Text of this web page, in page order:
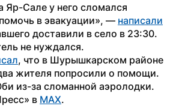
Яр-Сале у него сломался
в эвакуации», — написали
доставили в село в 23:30.
не нуждался.
, что в Шурышкарском районе
жителя попросили о помощи.
из-за сломанной аэролодки.
в MAX.